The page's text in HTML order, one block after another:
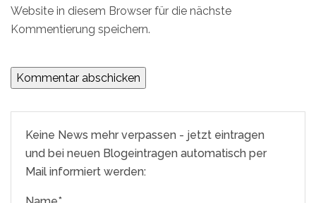
Website in diesem Browser für die nächste
Kommentierung speichern.
Keine News mehr verpassen - jetzt eintragen
und bei neuen Blogeintragen automatisch per
Mail informiert werden: